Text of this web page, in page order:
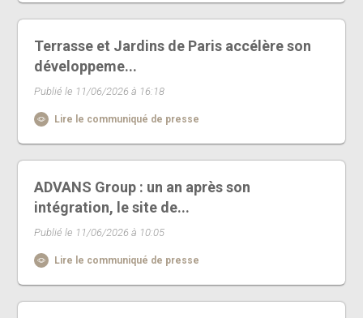
Terrasse et Jardins de Paris accélère son
développeme...
Publié le 11/06/2026 à 16:18
Lire le communiqué de presse
ADVANS Group : un an après son
intégration, le site de...
Publié le 11/06/2026 à 10:05
Lire le communiqué de presse